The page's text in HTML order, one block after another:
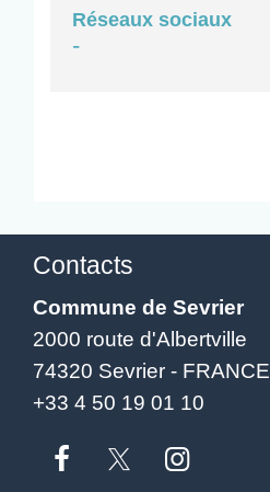
Réseaux sociaux
-
Contacts
Commune de Sevrier
2000 route d'Albertville
74320 Sevrier - FRANCE
+33 4 50 19 01 10